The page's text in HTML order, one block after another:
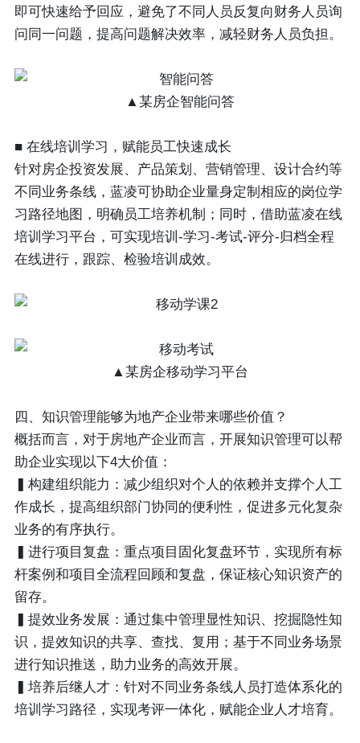
即可快速给予回应，避免了不同人员反复向财务人员询
问同一问题，提高问题解决效率，减轻财务人员负担。
▲某房企智能问答
■ 在线培训学习，赋能员工快速成长
针对房企投资发展、产品策划、营销管理、设计合约等
不同业务条线，蓝凌可协助企业量身定制相应的岗位学
习路径地图，明确员工培养机制；同时，借助蓝凌在线
培训学习平台，可实现培训-学习-考试-评分-归档全程
在线进行，跟踪、检验培训成效。
▲某房企移动学习平台
四、知识管理能够为地产企业带来哪些价值？
概括而言，对于房地产企业而言，开展知识管理可以帮
助企业实现以下4大价值：
构建组织能力 ：减少组织对个人的依赖并支撑个人工
作成长，提高组织部门协同的便利性，促进多元化复杂
业务的有序执行。
进行项目复盘 ：重点项目固化复盘环节，实现所有标
杆案例和项目全流程回顾和复盘，保证核心知识资产的
留存。
提效业务发展 ：通过集中管理显性知识、挖掘隐性知
识，提效知识的共享、查找、复用；基于不同业务场景
进行知识推送，助力业务的高效开展。
培养后继人才：针对不同业务条线人员打造体系化的
培训学习路径，实现考评一体化，赋能企业人才培育。